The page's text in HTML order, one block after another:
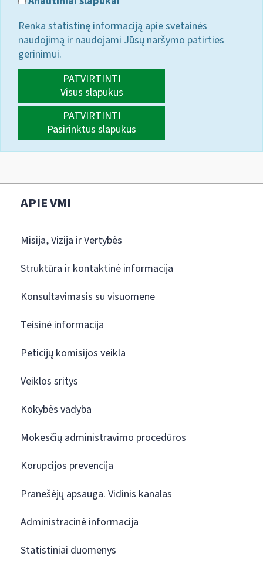
Renka statistinę informaciją apie svetainės
naudojimą ir naudojami Jūsų naršymo patirties
gerinimui.
PATVIRTINTI
Visus slapukus
PATVIRTINTI
Pasirinktus slapukus
APIE VMI
Misija, Vizija ir Vertybės
Struktūra ir kontaktinė informacija
Konsultavimasis su visuomene
Teisinė informacija
Peticijų komisijos veikla
Veiklos sritys
Kokybės vadyba
Mokesčių administravimo procedūros
Korupcijos prevencija
Pranešėjų apsauga. Vidinis kanalas
Administracinė informacija
Statistiniai duomenys